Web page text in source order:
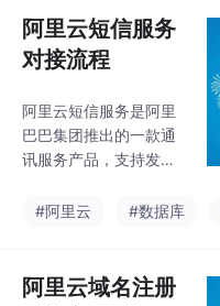
阅读和勾选。填写：
和提高自己，才能走得
更高更远。作为国内领
先的云计算服务商之
务器产品，可以满足不
同规模企业的需求，提
供高性能、高可靠、高
们个人可以借助腾讯云
阿里云短信服务
对接流程
阿里云短信服务是阿里
巴巴集团推出的一款通
讯服务产品，支持发送
信、语音短信等多种短
便、快捷、安全地将消
#阿里云 #数据库
阿里云域名注册